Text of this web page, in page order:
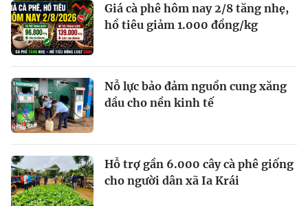
Giá cà phê hôm nay 2/8 tăng nhẹ,
hồ tiêu giảm 1.000 đồng/kg
Nỗ lực bảo đảm nguồn cung xăng
dầu cho nền kinh tế
Hỗ trợ gần 6.000 cây cà phê giống
cho người dân xã Ia Krái